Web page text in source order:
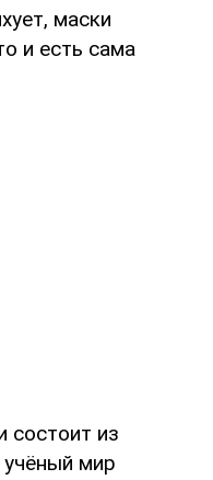
маски
и есть сама
состоит из
мир